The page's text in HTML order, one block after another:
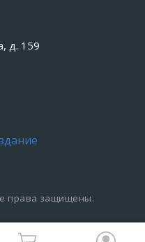
д. 159
права защищены.